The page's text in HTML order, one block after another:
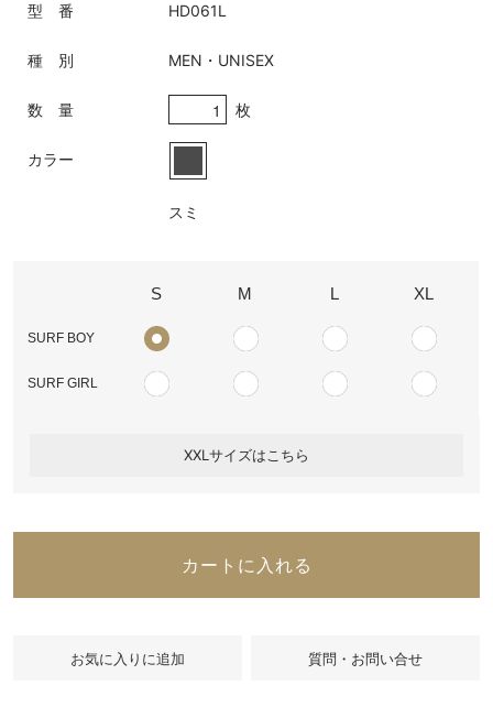
型 番 HD061L
種 別 MEN・UNISEX
数 量 枚
カラー
スミ
S M L XL
SURF BOY
SURF GIRL
XXLサイズはこちら
カートに入れる
質問・お問い合せ